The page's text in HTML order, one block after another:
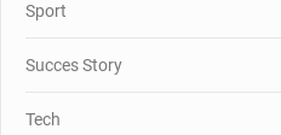
Sport
Succes Story
Tech